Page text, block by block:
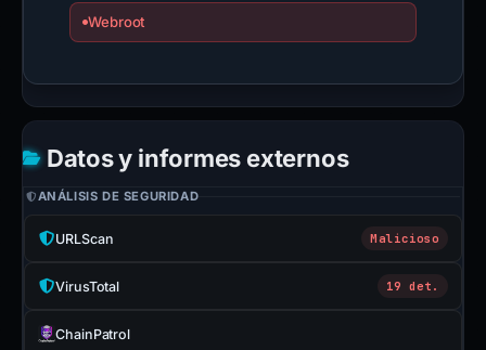
Webroot
Datos y informes externos
ANÁLISIS DE SEGURIDAD
URLScan Malicioso
VirusTotal 19 det.
ChainPatrol